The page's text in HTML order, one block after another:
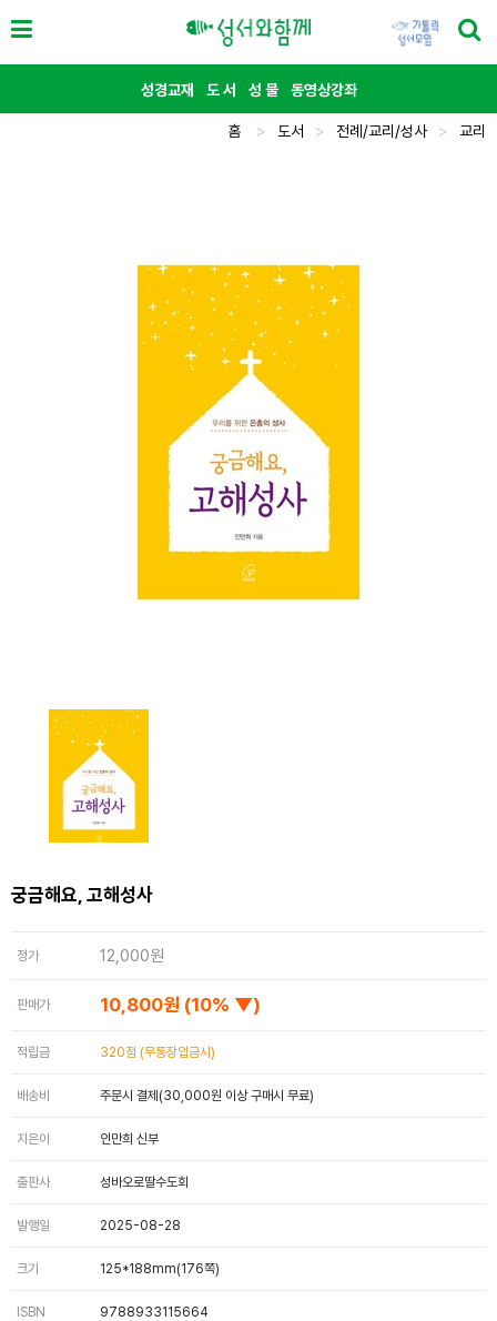
성경교재 도 서 성 물 동영상강좌
홈 > 도서 > 전례/교리/성사 > 교리
궁금해요, 고해성사
정가 12,000원
판매가 10,800원 (10% ▼)
적립금 320점 (무통장입금시)
배송비 주문시 결제(30,000원 이상 구매시 무료)
지은이 인만희 신부
출판사 성바오로딸수도회
발행일 2025-08-28
크기 125*188mm(176쪽)
ISBN 9788933115664